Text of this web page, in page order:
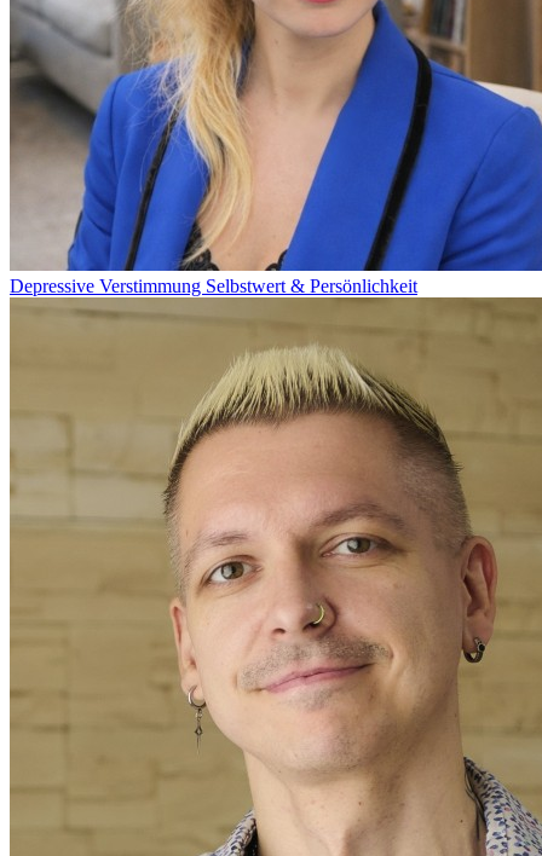
Depressive Verstimmung Selbstwert & Persönlichkeit